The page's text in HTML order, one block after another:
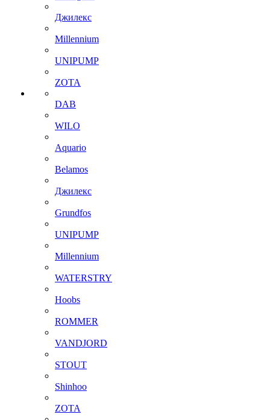
Джилекс
Millennium
UNIPUMP
ZOTA
DAB
WILO
Aquario
Belamos
Джилекс
Grundfos
UNIPUMP
Millennium
WATERSTRY
Hoobs
ROMMER
VANDJORD
STOUT
Shinhoo
ZOTA